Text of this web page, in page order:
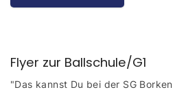
Flyer zur Ballschule/G1
"Das kannst Du bei der SG